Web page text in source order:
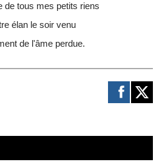
de tous mes petits riens
élan le soir venu
de l'âme perdue.